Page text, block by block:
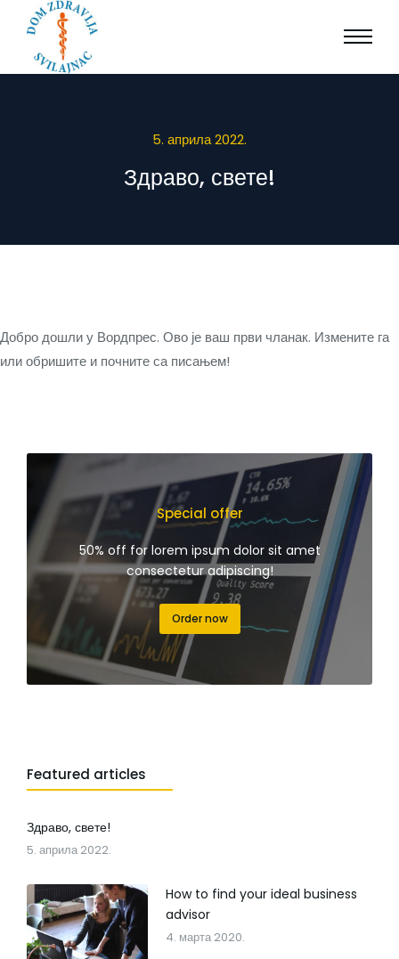
5. априла 2022.
Здраво, свете!
Добро дошли у Вордпрес. Ово је ваш први чланак. Измените га
или обришите и почните са писањем!
Special offer
50% off for lorem ipsum dolor sit amet
consectetur adipiscing!
Order now
Featured articles
Здраво, свете!
5. априла 2022.
How to find your ideal business
advisor
4. марта 2020.